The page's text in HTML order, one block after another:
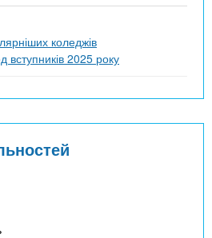
коледжів
вступників 2025 року